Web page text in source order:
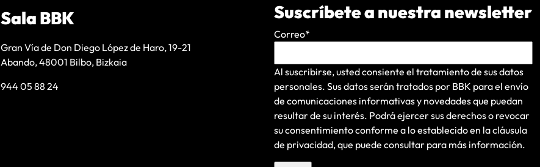
Sala BBK
Gran Vía de Don Diego López de Haro, 19-21
Abando, 48001 Bilbo, Bizkaia
944 05 88 24
Suscríbete a nuestra newsletter
Correo*
Al suscribirse, usted consiente el tratamiento de sus datos
personales. Sus datos serán tratados por BBK para el envío
de comunicaciones informativas y novedades que puedan
resultar de su interés. Podrá ejercer sus derechos o revocar
su consentimiento conforme a lo establecido en lacláusula
de privacidad, que puede consultar para más información.